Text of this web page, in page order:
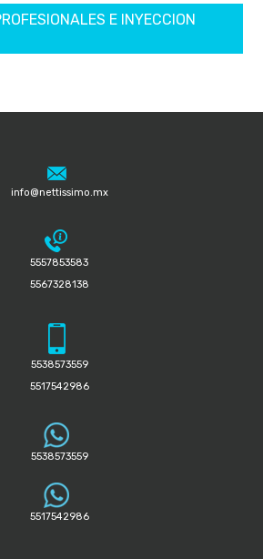
E INYECCION
info@nettissimo.mx
5557853583
5567328138
5538573559
5517542986
5538573559
5517542986